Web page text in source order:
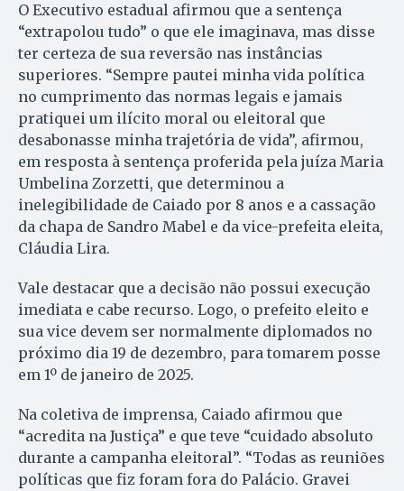
O Executivo estadual afirmou que a sentença
“extrapolou tudo” o que ele imaginava, mas disse
ter certeza de sua reversão nas instâncias
superiores. “Sempre pautei minha vida política
no cumprimento das normas legais e jamais
pratiquei um ilícito moral ou eleitoral que
desabonasse minha trajetória de vida”, afirmou,
em resposta à sentença proferida pela juíza Maria
Umbelina Zorzetti, que determinou a
inelegibilidade de Caiado por 8 anos e a cassação
da chapa de Sandro Mabel e da vice-prefeita eleita,
Cláudia Lira.
Vale destacar que a decisão não possui execução
imediata e cabe recurso. Logo, o prefeito eleito e
sua vice devem ser normalmente diplomados no
próximo dia 19 de dezembro, para tomarem posse
em 1º de janeiro de 2025.
Na coletiva de imprensa, Caiado afirmou que
“acredita na Justiça” e que teve “cuidado absoluto
durante a campanha eleitoral”. “Todas as reuniões
políticas que fiz foram fora do Palácio. Gravei